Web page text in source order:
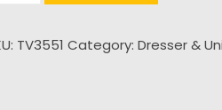
TV3551 Category:Dresser &